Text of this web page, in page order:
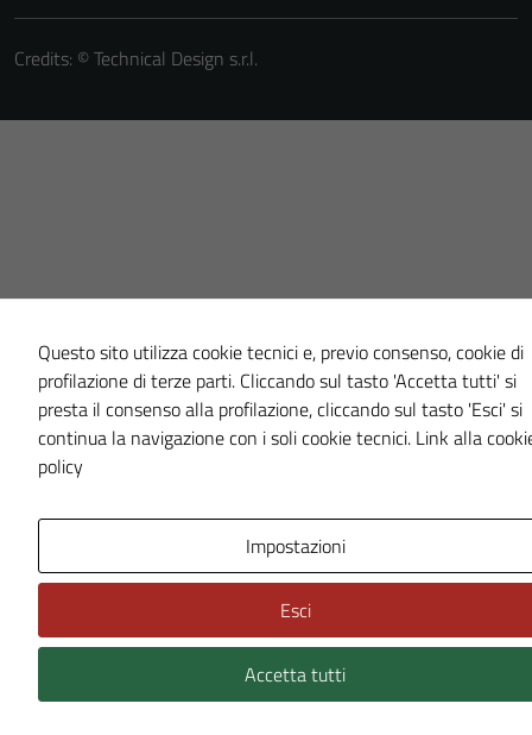
Credits: ©Technical Design s.r.l.
Questo sito utilizza cookie tecnici e, previo consenso, cookie di
profilazione di terze parti. Cliccando sul tasto 'Accetta tutti' si
presta il consenso alla profilazione, cliccando sul tasto 'Esci' si
continua la navigazione con i soli cookie tecnici. Link alla
policy
Impostazioni
Esci
Accetta tutti